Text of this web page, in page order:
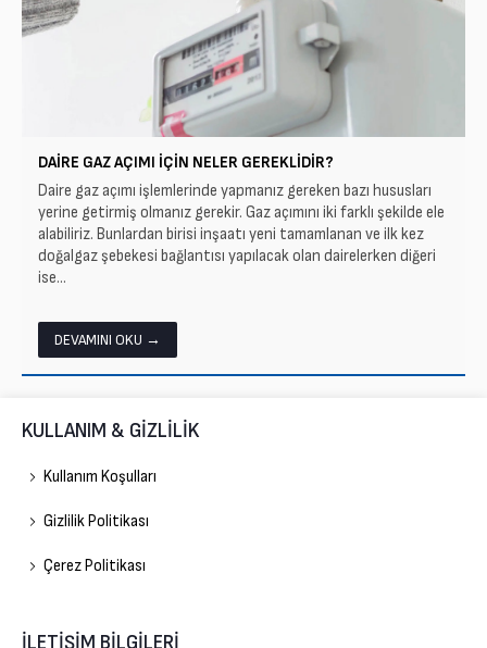
DAIRE GAZ AÇIMI İÇIN NELER GEREKLIDIR?
Daire gaz açımı işlemlerinde yapmanız gereken bazı hususları
yerine getirmiş olmanız gerekir. Gaz açımını iki farklı şekilde ele
alabiliriz. Bunlardan birisi inşaatı yeni tamamlanan ve ilk kez
doğalgaz şebekesi bağlantısı yapılacak olan dairelerken diğeri
ise...
DEVAMINI OKU →
KULLANIM & GİZLİLİK
Kullanım Koşulları
Gizlilik Politikası
Çerez Politikası
İLETİŞİM BİLGİLERİ